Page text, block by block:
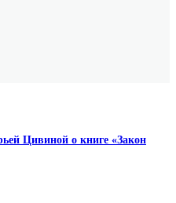
Цивиной о книге «Закон